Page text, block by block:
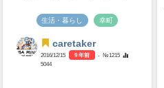
生活・暮らし 幸町
caretaker
2016/12/15 9 年前
- №1215
5044